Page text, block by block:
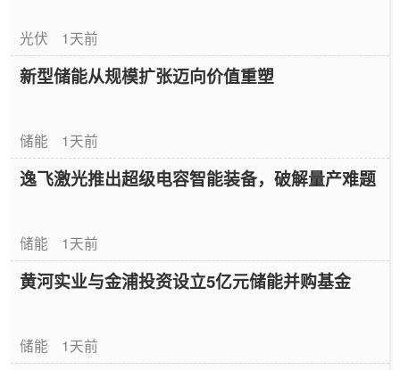
光伏 1天前
新型储能从规模扩张迈向价值重塑
储能 1天前
逸飞激光推出超级电容智能装备，破解量产难题
储能 1天前
黄河实业与金浦投资设立5亿元储能并购基金
储能 1天前